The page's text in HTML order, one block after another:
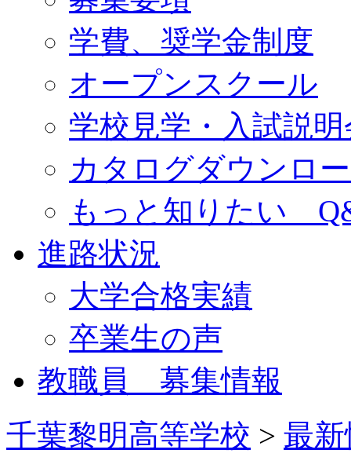
学費、奨学金制度
オープンスクール
学校見学・入試説明
カタログダウンロ
もっと知りたい
進路状況
大学合格実績
卒業生の声
教職員 募集情報
千葉黎明高等学校 > 最